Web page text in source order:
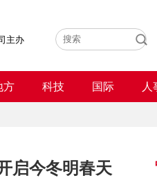
主办
方 科技 国际 人
启今冬明春天